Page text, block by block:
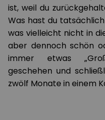
ist, weil du
Was hast du
was vielleicht nicht in
aber dennoch schön
immer etwas
geschehen und
zwölf Monate in einem